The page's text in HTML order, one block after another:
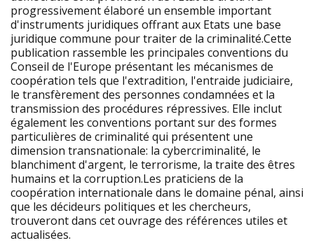
progressivement élaboré un ensemble important
d'instruments juridiques offrant aux Etats une base
juridique commune pour traiter de la criminalité.Cette
publication rassemble les principales conventions du
Conseil de l'Europe présentant les mécanismes de
coopération tels que l'extradition, l'entraide judiciaire,
le transfèrement des personnes condamnées et la
transmission des procédures répressives. Elle inclut
également les conventions portant sur des formes
particulières de criminalité qui présentent une
dimension transnationale: la cybercriminalité, le
blanchiment d'argent, le terrorisme, la traite des êtres
humains et la corruption.Les praticiens de la
coopération internationale dans le domaine pénal, ainsi
que les décideurs politiques et les chercheurs,
trouveront dans cet ouvrage des références utiles et
actualisées.